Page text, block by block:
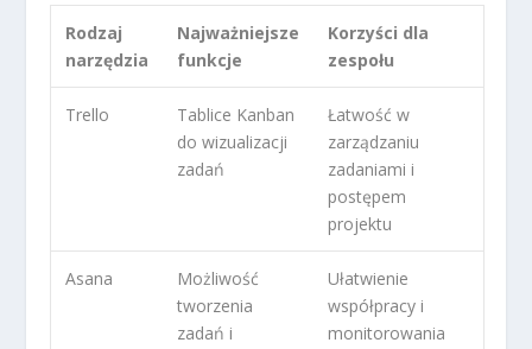
Rodzaj
narzędzia
Najważniejsze
funkcje
Korzyści dla
zespołu
Trello
Tablice Kanban
do wizualizacji
zadań
Łatwość w
zarządzaniu
zadaniami i
postępem
projektu
Asana
Możliwość
tworzenia
zadań i
Ułatwienie
współpracy i
monitorowania